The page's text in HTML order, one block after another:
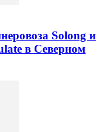
Solong и
в Северном